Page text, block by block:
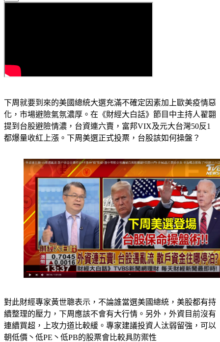
下周就要到來的美國總統大選充滿不確定因素加上歐美疫情惡
化，市場避險氣氛濃厚。在《財經大白話》節目中主持人翟翾
提到台股避險情濃，台資連六賣，富邦VIX及元大台灣50反1
對此財經專家黃世聰表示，不論誰當選美國總統，美股都有持
續整理的壓力，下周應該不會有大行情。另外，外資目前沒有
連續買超，上攻力道比較緩。專家建議投資人汰弱留強，可以